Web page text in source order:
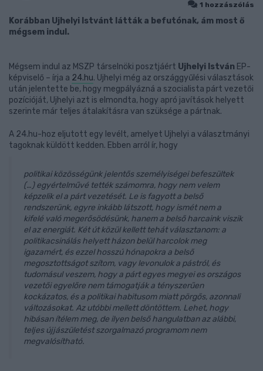
1 hozzászólás
Korábban Ujhelyi Istvánt látták a befutónak, ám most ő
mégsem indul.
Mégsem indul az MSZP társelnöki posztjáért Ujhelyi István EP-
képviselő – írja a 24.hu. Ujhelyi még az országgyűlési választások
után jelentette be, hogy megpályázná a szocialista párt vezetői
pozícióját, Ujhelyi azt is elmondta, hogy apró javítások helyett
szerinte már teljes átalakításra van szüksége a pártnak.
A 24.hu-hoz eljutott egy levélt, amelyet Ujhelyi a választmányi
tagoknak küldött kedden. Ebben arról ír, hogy
politikai közösségünk jelentős személyiségei befeszültek
(…) egyértelművé tették számomra, hogy nem velem
képzelik el a párt vezetését. Le is fagyott a belső
rendszerünk, egyre inkább látszott, hogy ismét nem a
kifelé való megerősödésünk, hanem a belső harcaink viszik
el az energiát. Két út közül kellett tehát választanom: a
politikacsinálás helyett házon belül harcolok meg
igazamért, és ezzel hosszú hónapokra a belső
megosztottságot szítom, vagy levonulok a pástról, és
tudomásul veszem, hogy a párt egyes megyei es országos
vezetői egyelőre nem támogatják a tényszerűen
kockázatos, és a politikai habitusom miatt pörgős, azonnali
változásokat. Az utóbbi mellett döntöttem. Lehet, hogy
hibásan ítélem meg, de ilyen belső hangulatban az alábbi,
teljes újjászületést szorgalmazó programom nem
megvalósítható.